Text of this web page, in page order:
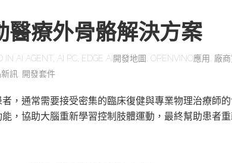
醫療外骨骼解決方案
IN AI AGENT AI PC EDGE AI開發地圖 OPENVINO應用 廠
訊 開發套件
，通常需要接受密集的臨床復健與專業物理治療師的
，協助大腦重新學習控制肢體運動，最終幫助患者